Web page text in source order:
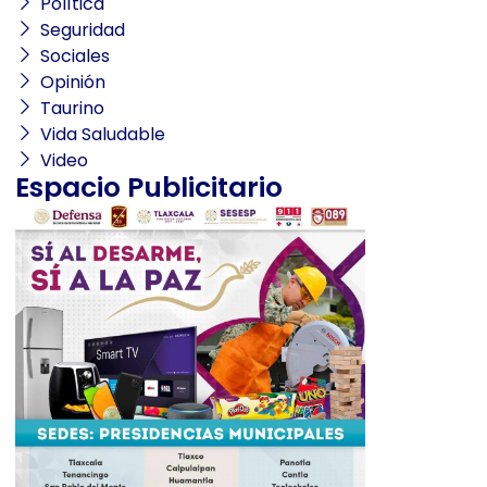
Seguridad
Sociales
Opinión
Taurino
Vida Saludable
Video
Espacio Publicitario